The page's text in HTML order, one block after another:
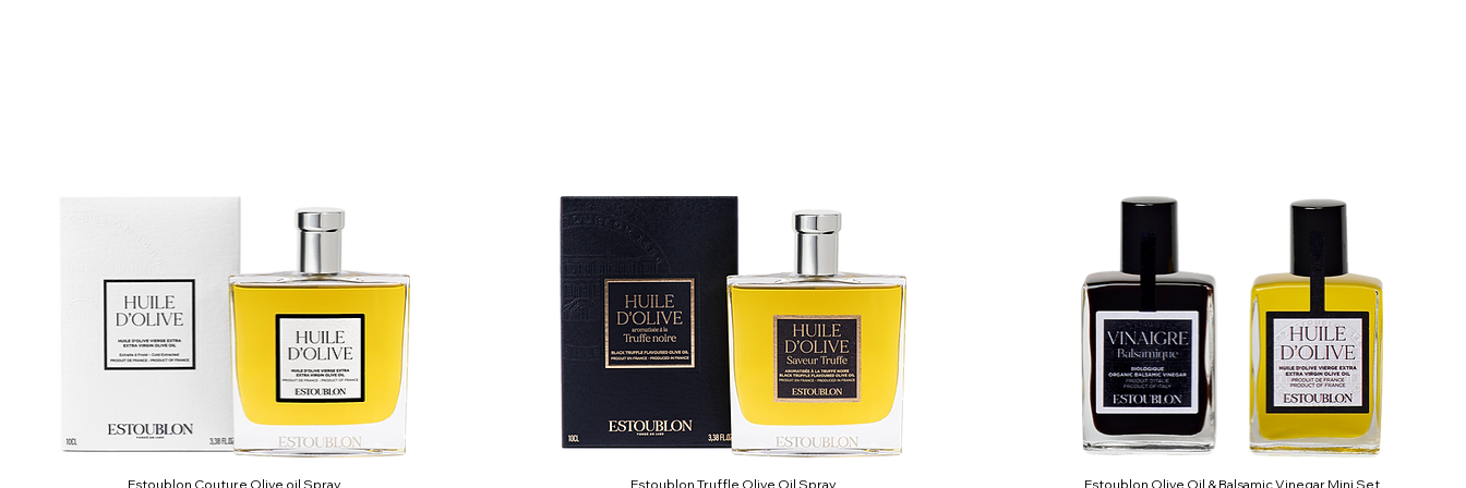
Estoublon Couture Olive oil Spray Estoublon Truffle Olive Oil Spray Estoublon Olive Oil & Balsamic Vinegar Mini Set